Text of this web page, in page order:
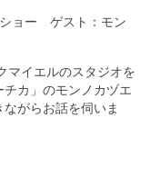
ョー ゲスト：モン
マイエルのスタジオを
カ」のモンノカヅエ
がらお話を伺いま